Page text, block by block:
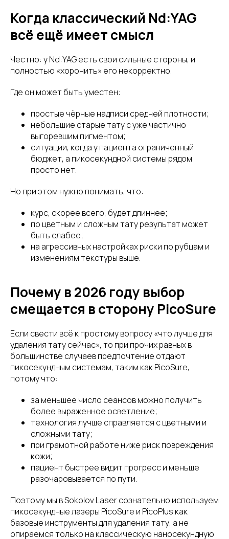
Когда классический Nd:YAG
всё ещё имеет смысл
Честно: у Nd:YAG есть свои сильные стороны, и
полностью «хоронить» его некорректно.
Где он может быть уместен:
простые чёрные надписи средней плотности;
небольшие старые тату с уже частично
выгоревшим пигментом;
ситуации, когда у пациента ограниченный
бюджет, а пикосекундной системы рядом
просто нет.
Но при этом нужно понимать, что:
курс, скорее всего, будет длиннее;
по цветным и сложным тату результат может
быть слабее;
на агрессивных настройках риски по рубцам и
изменениям текстуры выше.
Почему в 2026 году выбор
смещается в сторону PicoSure
Если свести всё к простому вопросу «что лучше для
удаления тату сейчас», то при прочих равных в
большинстве случаев предпочтение отдают
пикосекундным системам, таким как PicoSure,
потому что:
за меньшее число сеансов можно получить
более выраженное осветление;
технология лучше справляется с цветными и
сложными тату;
при грамотной работе ниже риск повреждения
кожи;
пациент быстрее видит прогресс и меньше
разочаровывается по пути.
Поэтому мы в Sokolov Laser сознательно используем
пикосекундные лазеры PicoSure и PicoPlus как
базовые инструменты для удаления тату, а не
опираемся только на классическую наносекундную